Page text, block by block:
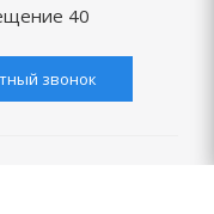
40
звонок